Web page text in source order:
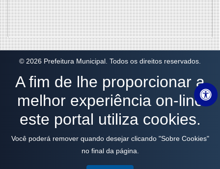
© 2026 Prefeitura Municipal. Todos os direitos reservados.
A fim de lhe proporcionar a
melhor experiência on-line
este portal utiliza cookies.
Você poderá remover quando desejar clicando "Sobre Cookies"
no final da página.